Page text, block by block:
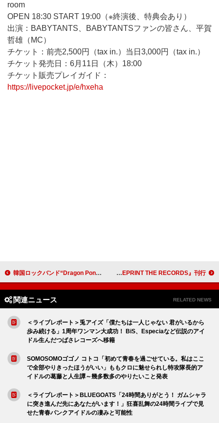
room
OPEN 18:30 START 19:00（※終演後、特典会あり）
出演：BABYTANTS、BABYTANTSファンの皆さん、平賀
哲雄（MC）
チケット：前売2,500円（tax in.）当日3,000円（tax in.）
チケット発売日：6月11日（木）18:00
チケット販売プレイガイド：
https://livepocket.jp/e/hxeha
韓国ロックバンド“Dragon Pony”、日本1stEPのリードトラック「Run to Win」MV公開 BADSAIKUSH（舐達麻）が表紙を飾る、『BLUEPRINT THE RECORDS』刊行
関連ニュース RELATED NEWS
＜ライブレポート＞兎アイズ「僕たちは一人じゃない 君がいるから
歩み続ける」1周年ワンマン大成功！ BiS、Especiaなど伝説のアイ
ドル生んだつばさレコーズへ移籍
SOMOSOMOゴゴノ コトコ「初めて青春を過ごせている。私はここ
で全部やりきったほうがいい」ももクロに魅せられし特攻隊長的ア
イドルの葛藤と人生譚～幾多数多のやりたいこと発表
＜ライブレポート＞BLUEGOATS「24時間ありがとう！ ガムシャラ
に突き進んだ先にあなたがいます！」狂喜乱舞の24時間ライブで見
せた青春パンクアイドルの凄みと可能性